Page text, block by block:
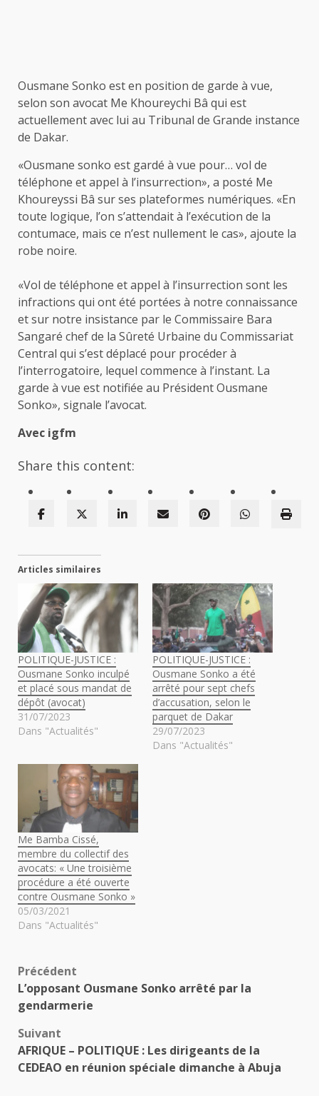
Ousmane Sonko est en position de garde à vue,
selon son avocat Me Khoureychi Bâ qui est
actuellement avec lui au Tribunal de Grande instance
de Dakar.
«Ousmane sonko est gardé à vue pour… vol de
téléphone et appel à l’insurrection», a posté Me
Khoureyssi Bâ sur ses plateformes numériques. «En
toute logique, l’on s’attendait à l’exécution de la
contumace, mais ce n’est nullement le cas», ajoute la
robe noire.
«Vol de téléphone et appel à l’insurrection sont les
infractions qui ont été portées à notre connaissance
et sur notre insistance par le Commissaire Bara
Sangaré chef de la Sûreté Urbaine du Commissariat
Central qui s’est déplacé pour procéder à
l’interrogatoire, lequel commence à l’instant. La
garde à vue est notifiée au Président Ousmane
Sonko», signale l’avocat.
Avec igfm
Share this content:
Articles similaires
POLITIQUE-JUSTICE :
Ousmane Sonko inculpé
et placé sous mandat de
dépôt (avocat)
31/07/2023
Dans "Actualités"
POLITIQUE-JUSTICE :
Ousmane Sonko a été
arrêté pour sept chefs
d’accusation, selon le
parquet de Dakar
29/07/2023
Dans "Actualités"
Me Bamba Cissé,
membre du collectif des
avocats: « Une troisième
procédure a été ouverte
contre Ousmane Sonko »
05/03/2021
Dans "Actualités"
Navigation
d’article
Précédent
L’opposant Ousmane Sonko arrêté par la
gendarmerie
Suivant
AFRIQUE – POLITIQUE : Les dirigeants de la
CEDEAO en réunion spéciale dimanche à Abuja